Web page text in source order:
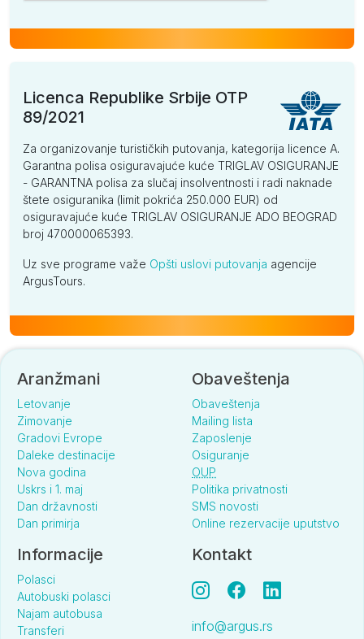
Licenca Republike Srbije OTP
89/2021
Za organizovanje turističkih putovanja, kategorija licence A.
Garantna polisa osiguravajuće kuće TRIGLAV OSIGURANJE
- GARANTNA polisa za slučaj insolventnosti i radi naknade
štete osiguranika (limit pokrića 250.000 EUR) od
osiguravajuće kuće TRIGLAV OSIGURANJE ADO BEOGRAD
broj 470000065393.
Uz sve programe važe Opšti uslovi putovanja agencije
ArgusTours.
Aranžmani
Letovanje
Zimovanje
Gradovi Evrope
Daleke destinacije
Nova godina
Uskrs i 1. maj
Dan državnosti
Dan primirja
Obaveštenja
Obaveštenja
Mailing lista
Zaposlenje
Osiguranje
OUP
Politika privatnosti
SMS novosti
Online rezervacije uputstvo
Informacije
Polasci
Autobuski polasci
Najam autobusa
Transferi
Kontakt
info@argus.rs